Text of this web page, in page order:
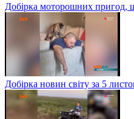
Добірка моторошних пригод,
Добірка новин світу за 5